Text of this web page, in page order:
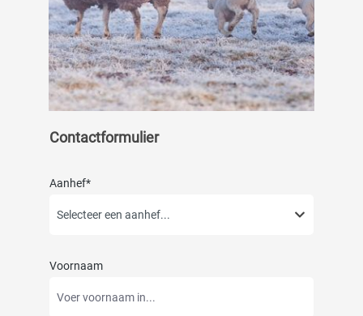
Contactformulier
Aanhef*
Voornaam